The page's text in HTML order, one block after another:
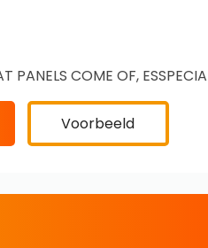
PANELS COME OF,
Voorbeeld